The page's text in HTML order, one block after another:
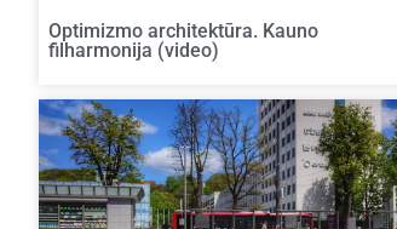
Optimizmo architektūra. Kauno
filharmonija (video)